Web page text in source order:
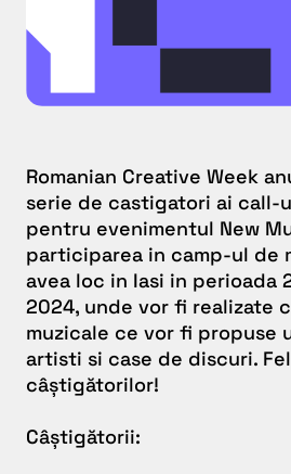
Romanian Creative Week
serie de castigatori ai call-
pentru evenimentul New
participarea in camp-ul de
avea loc in Iasi in perioada
2024, unde vor fi realizate
muzicale ce vor fi propuse
artisti si case de discuri.
câștigătorilor!
Câștigătorii: